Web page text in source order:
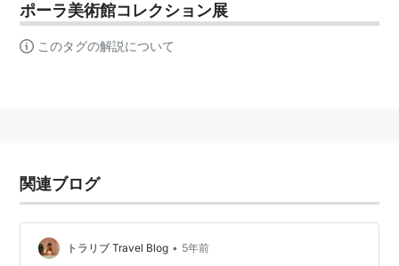
ポーラ美術館コレクション展
このタグの解説について
関連ブログ
トラリブ Travel Blog • 5年前